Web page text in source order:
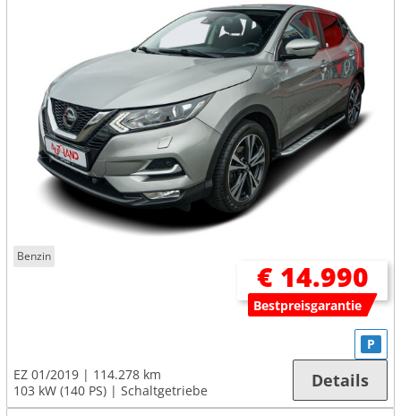
Benzin
€ 14.990
Bestpreisgarantie
EZ 01/2019
114.278 km
103 kW (140 PS)
Schaltgetriebe
P
Details